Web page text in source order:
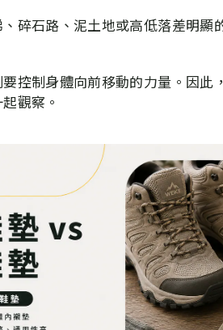
碎石路、泥土地或高低落差明
控制身體向前移動的力量。因
觀察。